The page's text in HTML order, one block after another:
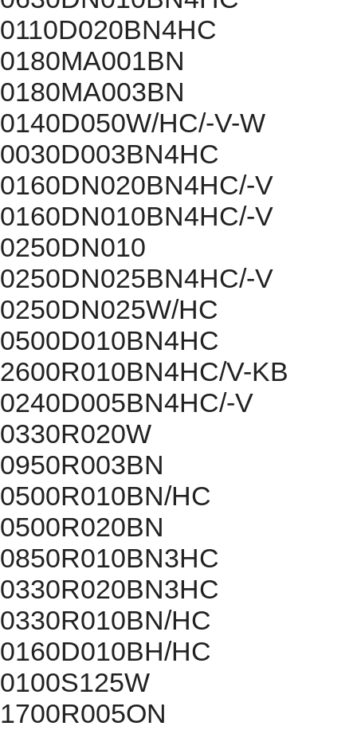
0110D020BN4HC
0180MA001BN
0180MA003BN
0140D050W/HC/-V-W
0030D003BN4HC
0160DN020BN4HC/-V
0160DN010BN4HC/-V
0250DN010
0250DN025BN4HC/-V
0250DN025W/HC
0500D010BN4HC
2600R010BN4HC/V-KB
0240D005BN4HC/-V
0330R020W
0950R003BN
0500R010BN/HC
0500R020BN
0850R010BN3HC
0330R020BN3HC
0330R010BN/HC
0160D010BH/HC
0100S125W
1700R005ON